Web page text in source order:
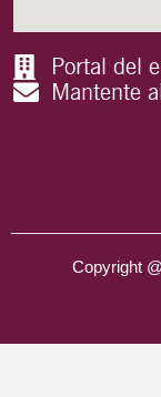
Portal del
Mantente
Copyright